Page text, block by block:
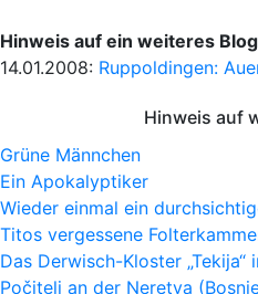
Hinweis auf ein weiteres
14.01.2008: Ruppoldingen:
Hinweis auf
Grüne Männchen
Ein Apokalyptiker
Wieder einmal ein
Titos vergessene
Das Derwisch-Kloster
Počitelj an der Neretva